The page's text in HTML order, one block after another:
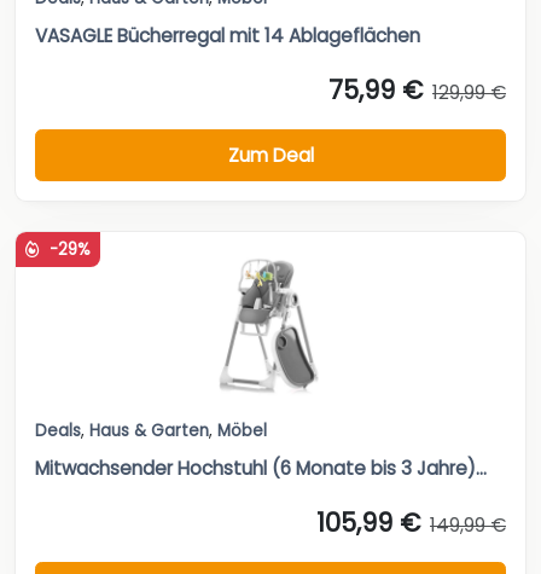
VASAGLE Bücherregal mit 14 Ablageflächen
75,99 € 129,99 €
Zum Deal
-29%
Deals, Haus & Garten, Möbel
Mitwachsender Hochstuhl (6 Monate bis 3 Jahre)...
105,99 € 149,99 €